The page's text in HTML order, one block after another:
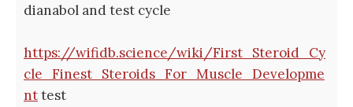
dianabol and test cycle
https://wifidb.science/wiki/First_Steroid_Cy
cle_Finest_Steroids_For_Muscle_Developme
nttest